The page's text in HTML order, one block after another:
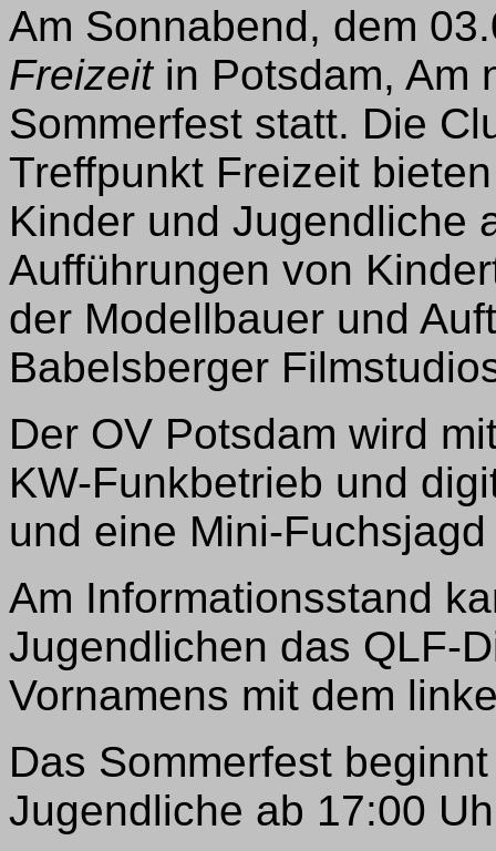
Am Sonnabend, dem
Freizeitin Potsdam, Am
Sommerfest statt. Die
Treffpunkt Freizeit
Kinder und Jugendliche
Aufführungen von
der Modellbauer und
Babelsberger
Der OV Potsdam wird
KW-Funkbetrieb und
und eine Mini-
Am Informationsstand
Jugendlichen das QLF-
Vornamens mit dem
Das Sommerfest
Jugendliche ab 17:00